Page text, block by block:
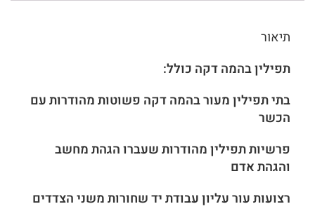
תיאור
תפילין בהמה דקה כולל:
בתי תפילין מעור בהמה דקה פשוטות מהודרות עם
הכשר
פרשיות תפילין מהודרות שעברו הגהת מחשב
והגהת אדם
רצועות עור עליון עבודת יד שחורות משני הצדדים